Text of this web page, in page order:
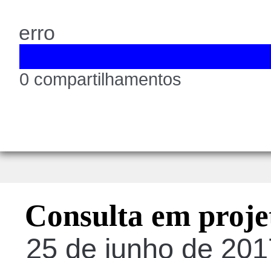
erro
0 compartilhamentos
Consulta em
25 de junho de